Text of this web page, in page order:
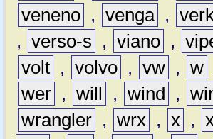
veneno , venga ,
, verso-s , viano ,
volt , volvo , vw , w
wer , will , wind ,
wrangler , wrx , x ,